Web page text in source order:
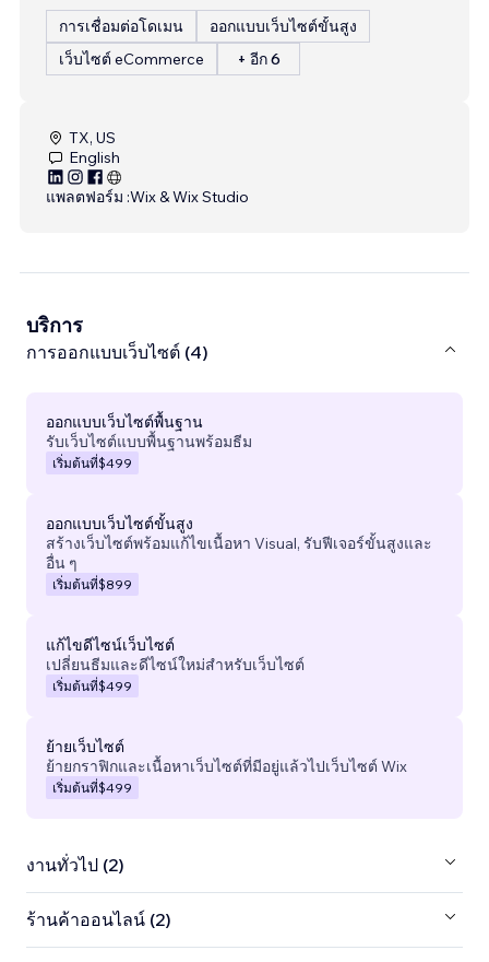
การเชื่อมต่อโดเมน
ออกแบบเว็บไซต์ขั้นสูง
เว็บไซต์ eCommerce
+ อีก 6
TX, US
English
แพลตฟอร์ม :Wix & Wix Studio
บริการ
การออกแบบเว็บไซต์ (4)
ออกแบบเว็บไซต์พื้นฐาน
รับเว็บไซต์แบบพื้นฐานพร้อมธีม
เริ่มต้นที่$499
ออกแบบเว็บไซต์ขั้นสูง
สร้างเว็บไซต์พร้อมแก้ไขเนื้อหา Visual, รับฟีเจอร์ขั้นสูงและ
อื่น ๆ
เริ่มต้นที่$899
แก้ไขดีไซน์เว็บไซต์
เปลี่ยนธีมและดีไซน์ใหม่สำหรับเว็บไซต์
เริ่มต้นที่$499
ย้ายเว็บไซต์
ย้ายกราฟิกและเนื้อหาเว็บไซต์ที่มีอยู่แล้วไปเว็บไซต์ Wix
เริ่มต้นที่$499
งานทั่วไป (2)
ร้านค้าออนไลน์ (2)